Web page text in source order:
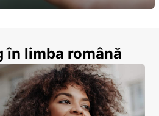
în limba română